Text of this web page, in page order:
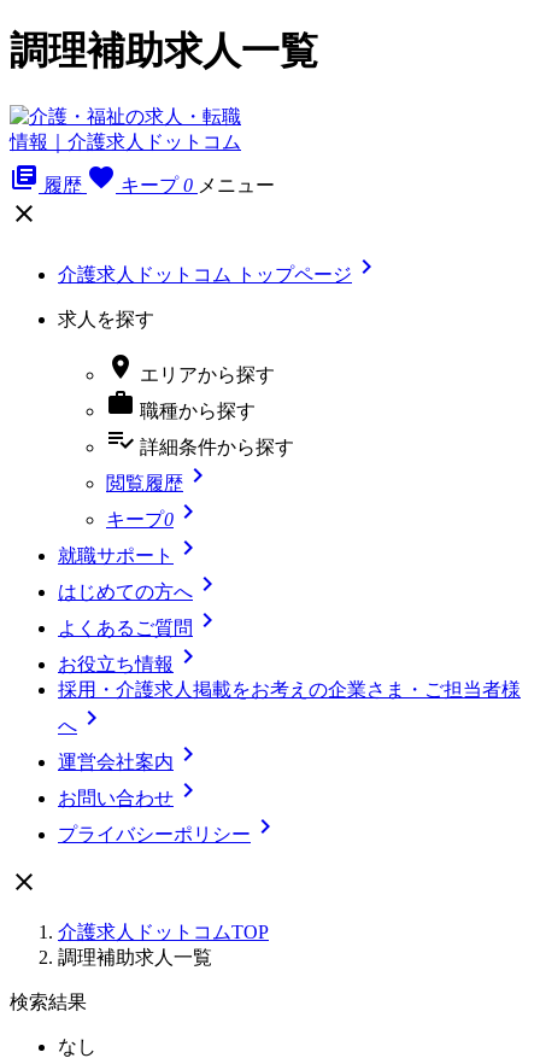
調理補助求人一覧
library_books 履歴 favorite キープ 0 メニュー

介護求人ドットコム トップページ 
求人を探す
 エリアから探す
 職種から探す
playlist_add_check 詳細条件から探す
閲覧履歴 
キープ0 
就職サポート 
はじめての方へ 
よくあるご質問 
お役立ち情報 
採用・介護求人掲載をお考えの企業さま・ご担当者様
へ 
運営会社案内 
お問い合わせ 
プライバシーポリシー 

介護求人ドットコムTOP
調理補助求人一覧
検索結果
なし